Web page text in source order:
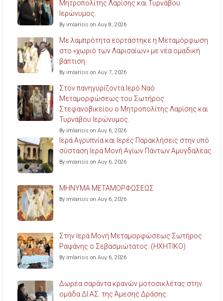
Μητροπολίτης Λαρίσης και Τυρνάβου
Ιερώνυμος.
By imlarisis on Αυγ 8, 2026
Με λαμπρότητα εορτάστηκε η Μεταμόρφωση
στο «χωριό των Λαρισαίων» με νέα ομαδική
βάπτιση.
By imlarisis on Αυγ 7, 2026
Στον πανηγυρίζοντα Ιερό Ναό
Μεταμορφώσεως του Σωτήρος
Στεφανοβικείου ο Μητροπολίτης Λαρίσης και
Τυρνάβου Ιερώνυμος.
By imlarisis on Αυγ 6, 2026
Ιερά Αγρυπνία και Ιερές Παρακλήσεις στην υπό
σύσταση Ιερά Μονή Αγίων Πάντων Αμυγδαλέας.
By imlarisis on Αυγ 6, 2026
ΜΗΝΥΜΑ ΜΕΤΑΜΟΡΦΩΣΕΩΣ
By imlarisis on Αυγ 6, 2026
Στην Ιερά Μονή Μεταμορφώσεως Σωτήρος
Ραψάνης ο Σεβασμιώτατος. (ΗΧΗΤΙΚΟ)
By imlarisis on Αυγ 6, 2026
Δωρέα σαράντα κρανών μοτοσικλέτας στην
ομάδα ΔΙ.ΑΣ. της Άμεσης Δράσης.